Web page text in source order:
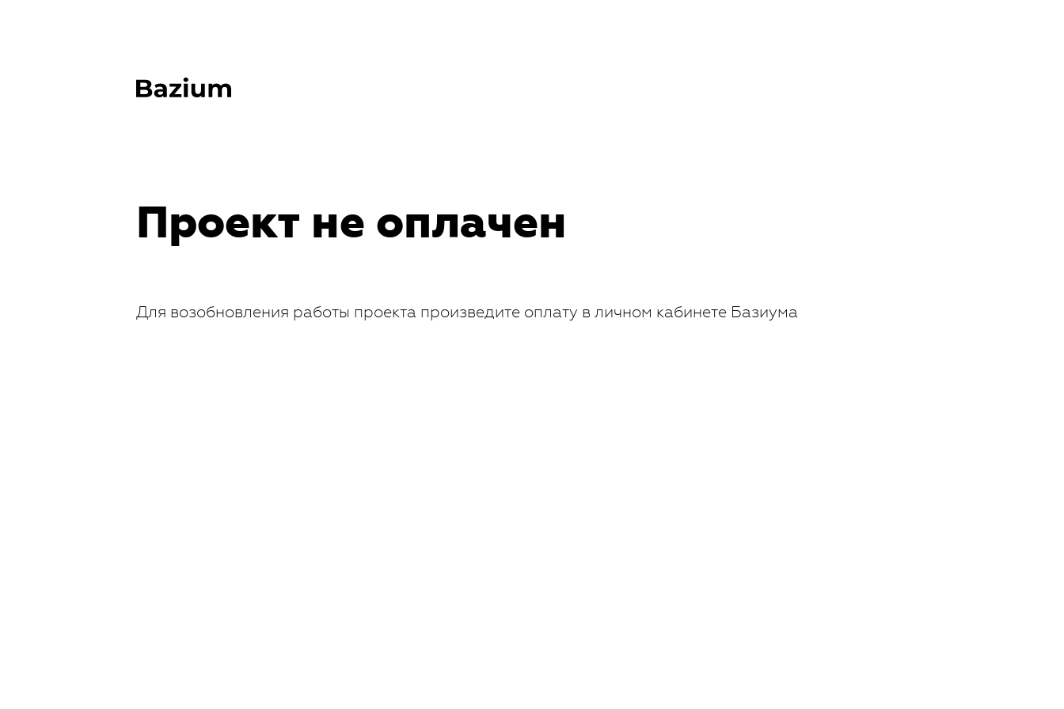
Проект не оплачен
Для возобновления работы проекта произведите оплату в личном кабинете Базиума